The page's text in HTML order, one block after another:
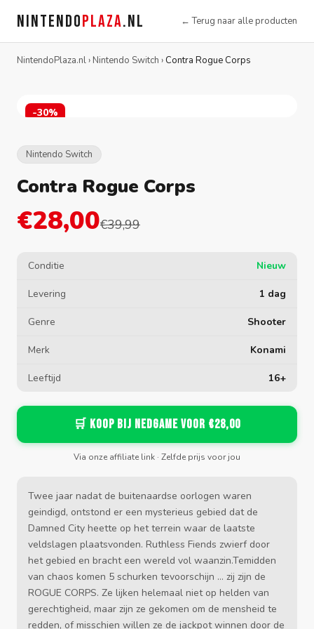
NINTENDOPLAZA.NL ← Terug naar alle producten
NintendoPlaza.nl› Nintendo Switch › Contra Rogue Corps
-30%
Nintendo Switch
Contra Rogue Corps
€28,00€39,99
Conditie Nieuw
Levering 1 dag
Genre Shooter
Merk Konami
Leeftijd 16+
🛒 Koop bij Nedgame voor €28,00
Via onze affiliate link · Zelfde prijs voor jou
Twee jaar nadat de buitenaardse oorlogen waren
geindigd, ontstond er een mysterieus gebied dat de
Damned City heette op het terrein waar de laatste
veldslagen plaatsvonden. Ruthless Fiends zwierf door
het gebied en bracht een wereld vol waanzin.Temidden
van chaos komen 5 schurken tevoorschijn ... zij zijn de
ROGUE CORPS. Ze lijken helemaal niet op helden van
gerechtigheid, maar zijn ze gekomen om de mensheid te
redden, of misschien willen ze de jackpot winnen door de